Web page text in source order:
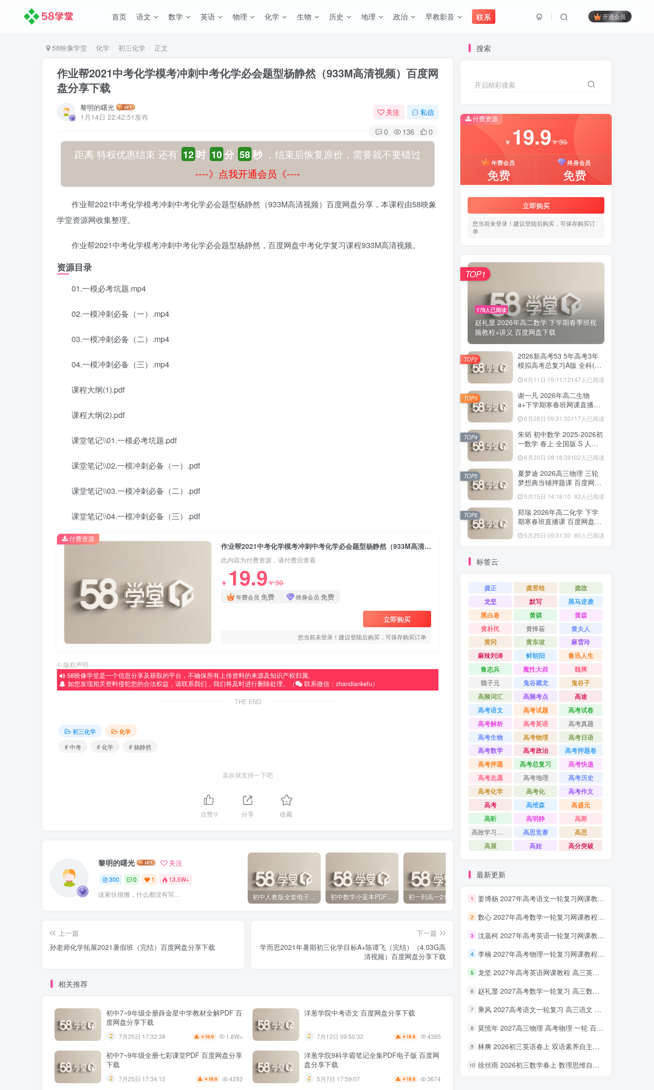
首页 语文 数学 英语 物理 化学 生物 历史 地理 政治 早教影音 联系 开通会员
58映像学堂 化学 初三化学 正文
作业帮2021中考化学模考冲刺中考化学必会题型杨静然（933M高清视频）百度网
盘分享下载
黎明的曙光
1月14日 22:42:51发布
关注 私信
0 136 0
距离 特权优惠结束 还有 12 时 10分 57秒，结束后恢复原价，需要就不要错过
----》点我开通会员《----
作业帮2021中考化学模考冲刺中考化学必会题型杨静然（933M高清视频）百度网盘分享，本课程由58映象
学堂资源网收集整理。
作业帮2021中考化学模考冲刺中考化学必会题型杨静然，百度网盘中考化学复习课程933M高清视频。
资源目录
01.一模必考坑题.mp4
02.一模冲刺必备（一）.mp4
03.一模冲刺必备（二）.mp4
04.一模冲刺必备（三）.mp4
课程大纲(1).pdf
课程大纲(2).pdf
课堂笔记\\01.一模必考坑题.pdf
课堂笔记\\02.一模冲刺必备（一）.pdf
课堂笔记\\03.一模冲刺必备（二）.pdf
课堂笔记\\04.一模冲刺必备（三）.pdf
作业帮2021中考化学模考冲刺中考化学必会题型杨静然（933M高清视频）百度网盘分享下载
此内容为付费资源，请付费后查看
￥ 19.9￥30
年费会员 免费 终身会员 免费
立即购买
您当前未登录！建议登陆后购买，可保存购买订单
付费资源
© 版权声明
58映像学堂是一个信息分享及获取的平台，不确保所有上传资料的来源及知识产权归属。
如您发现相关资料侵犯您的合法权益，请联系我们，我们将及时进行删除处理。（
联系微信：zhandiankefu）
THE END
初三化学
化学
# 中考
# 化学 # 杨静然
喜欢就支持一下吧
点赞0 分享 收藏
黎明的曙光 关注
300 0 1 13.5W+
这家伙很懒，什么都没有写... 初中人教版全套电子课本 百度网盘分享下载 初中数学小蓝本PDF电子版（压缩打包）百度网盘分享下载 2023黄夫人高中物理 高一高二合集 百度网盘分享下载
上一篇
孙老师化学拓展2021暑假班（完结）百度网盘分享下载
下一篇
学而思2021年暑期初三化学目标A+陈谭飞（完结）（4.03G高
清视频）百度网盘分享下载
相关推荐
初中7~9年级全册薛金星中学教材全解PDF 百
度网盘分享下载
7月25日 17:32:38 ￥ 19.9 1.8W+
洋葱学院中考语文 百度网盘分享下载
7月12日 09:50:32 ￥ 19.9 4385
初中7~9年级全册七彩课堂PDF 百度网盘分享
下载
7月25日 17:34:12 ￥ 19.9 4292
洋葱学院9科学霸笔记全集PDF电子版 百度网
盘分享下载
5月7日 17:59:07 ￥ 19.9 3674
搜索
开启精彩搜索
付费资源
￥ 19.9￥30
年费会员
免费
终身会员
免费
立即购买
您当前未登录！建议登陆后购买，可保存购买订
单
178人已阅读
赵礼显 2026年高二数学 下学期春季班视
频教程+讲义 百度网盘下载
TOP1
2026新高考53 5年高考3年
模拟高考总复习A版 全科(无
6月11日 15:11:12147人已阅读
TOP2
谢一凡 2026年高二生物
a+下学期寒春班网课直播教
6月28日 09:31:30117人已阅读
TOP3
朱韬 初中数学 2025-2026初
一数学 春上·全国版·S 人教
6月20日 08:18:39102人已阅读
TOP4
夏梦迪 2026高三物理 三轮
梦想典当铺押题课 百度网盘
5月15日 14:18:10 82人已阅读
TOP5
郑瑞 2026年高二化学 下学
期寒春班直播课 百度网盘下
5月25日 09:31:30 80人已阅读
TOP6
标签云
龚正 龚昱晗
龚政
龙坚
默写
黑马逆袭
黑白卷
黄骐
黄森
黄朴民
黄怿莜
黄夫人
黄冈
黄东坡
麻雪玲
麻辣刘涛
鲜朝阳
鲁迅人生
鲁志兵
魔性大叔
魏爽
魏子元
鬼谷藏龙
鬼谷子
高频词汇
高频考点
高途
高考语文
高考试题
高考试卷
高考解析
高考英语
高考真题
高考生物
高考物理
高考日语
高考数学
高考政治
高考押题卷
高考押题
高考总复习
高考快递
高考志愿
高考地理
高考历史
高考化学
高考化
高考作文
高考
高维森
高盛元
高昕
高明静
高斯
高效学习方法课
高思竞赛
高思
高展
高娃 高分突破
最新更新
1 姜博杨 2027年高考语文一轮复习网课教程 高三语文 上学期暑假班视频教程 百度网盘下载
2 数心 2027年高考数学一轮复习网课教程 高三数学 上学期暑假班视频教程 百度网盘下载
3 沈嘉柯 2027年高考英语一轮复习网课教程 高三英语 上学期暑假班视频教程 百度网盘下载
4 李楠 2027年高考物理一轮复习网课教程 高三物理 上学期暑假班视频教程 百度网盘下载
5 龙坚 2027年高考英语网课教程 高三英语 一轮复习视频教程 百度网盘下载
6 赵礼显 2027高考数学一轮复习 高三数学 网课视频教程暑假班 百度网盘下载
7 乘风 2027高考语文一轮复习 高三语文 网课视频教程暑秋班 百度网盘下载
8 莫慌年 2027高三物理 高考物理 一轮 百度网盘下载
9 林爽 2026初三英语春上 双语素养自主学习·TY·A+（一期）百度网盘下载
10 徐丝雨 2026初三数学春上 数理思维自主学习·TY·A+（二期）百度网盘下载